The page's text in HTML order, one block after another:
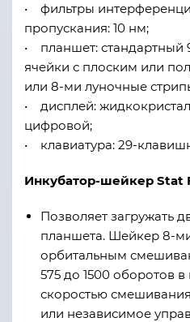
• фильтры
пропускания: 10 нм;
• планшет: стандартный
ячейки с плоским или
или 8-ми луночные
• дисплей:
цифровой;
• клавиатура: 29-
Инкубатор-шейкер Stat
Позволяет загружать
планшета. Шейкер 8-
орбитальным
575 до 1500 оборотов
скоростью
или независимое